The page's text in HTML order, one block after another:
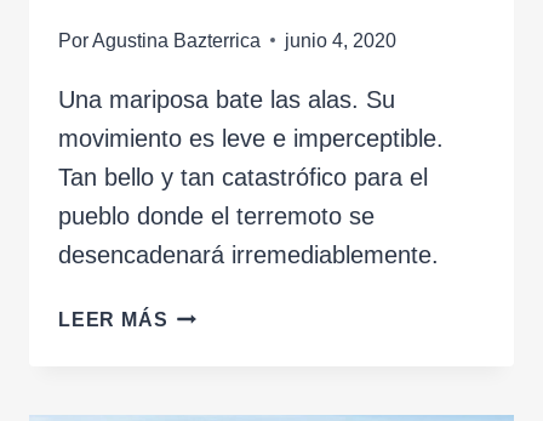
PorAgustina Bazterrica junio 4, 2020
Una mariposa bate las alas. Su
movimiento es leve e imperceptible.
Tan bello y tan catastrófico para el
pueblo donde el terremoto se
desencadenará irremediablemente.
LEER MÁS UNA